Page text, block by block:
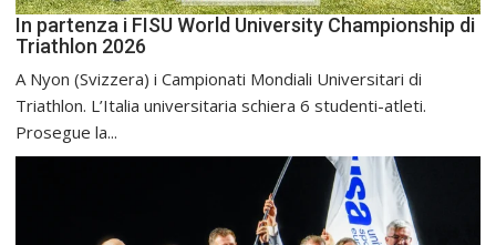
In partenza i FISU World University Championship di
Triathlon 2026
A Nyon (Svizzera) i Campionati Mondiali Universitari di
Triathlon. L’Italia universitaria schiera 6 studenti-atleti.
Prosegue la...